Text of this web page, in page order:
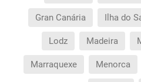
Gran Canária Ilha do
Lodz Madeira
Marraquexe Menorca